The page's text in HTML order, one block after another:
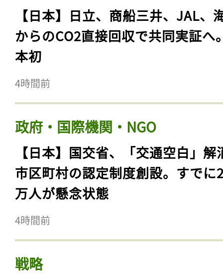
【日本】日立、商船三井、JAL、
からのCO2直接回収で共同実証へ
本初
4時間前
政府・国際機関・NGO
【日本】国交省、「交通空白」解
市区町村の認定制度創設。すでに
万人が懸念状態
4時間前
戦略